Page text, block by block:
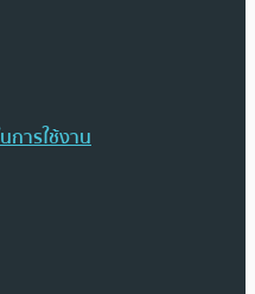
การใช้งาน